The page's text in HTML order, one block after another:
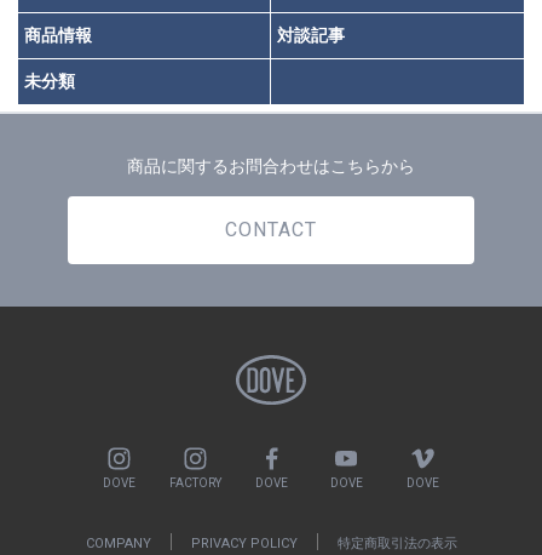
商品情報 対談記事
未分類
商品に関するお問合わせはこちらから
CONTACT
DOVE FACTORY DOVE DOVE DOVE
COMPANY PRIVACY POLICY 特定商取引法の表示